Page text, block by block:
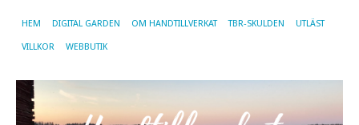
HEM DIGITAL GARDEN OM HANDTILLVERKAT TBR-SKULDEN UTLÄST
VILLKOR WEBBUTIK